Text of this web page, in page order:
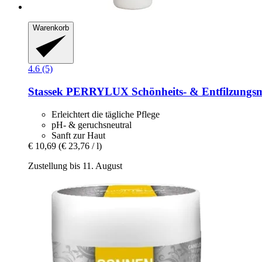
Warenkorb
4.6 (5)
Stassek PERRYLUX Schönheits-​ &
Erleichtert die tägliche Pflege
pH- & geruchsneutral
Sanft zur Haut
€ 10,69 (€ 23,76 / l)
Zustellung bis 11. August